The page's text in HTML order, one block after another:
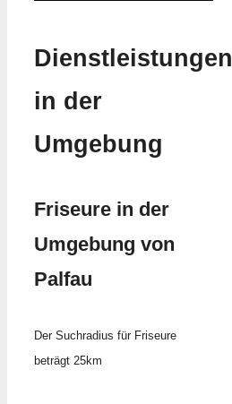
Dienstleistungen
in der
Umgebung
Friseure in der
Umgebung von
Palfau
Der Suchradius für Friseure
beträgt 25km